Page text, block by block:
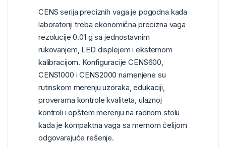
CENS serija preciznih vaga je pogodna kada
laboratoriji treba ekonomična precizna vaga
rezolucije 0.01 g sa jednostavnim
rukovanjem, LED displejem i eksternom
kalibracijom. Konfiguracije CENS600,
CENS1000 i CENS2000 namenjene su
rutinskom merenju uzoraka, edukaciji,
proverama kontrole kvaliteta, ulaznoj
kontroli i opštem merenju na radnom stolu
kada je kompaktna vaga sa mernom ćelijom
odgovarajuće rešenje.